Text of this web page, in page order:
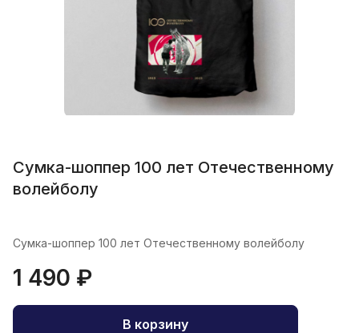
Сумка-шоппер 100 лет Отечественному
волейболу
Сумка-шоппер 100 лет Отечественному волейболу
1 490 ₽
В корзину